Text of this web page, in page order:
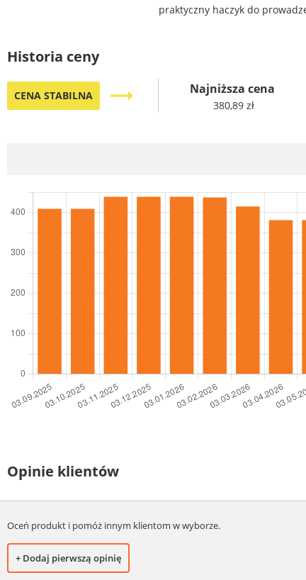
praktyczny haczyk do
Historia ceny
CENA STABILNA trending_flat Najniższa cena
380,89 zł
Opinie klientów
Oceń produkt i pomóż innym klientom w wyborze.
+ Dodaj pierwszą opinię